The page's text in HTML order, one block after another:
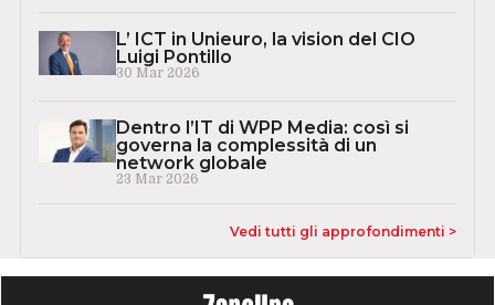
L’ ICT in Unieuro, la vision del CIO
Luigi Pontillo
30 Mar 2026
Dentro l’IT di WPP Media: così si
governa la complessità di un
network globale
23 Mar 2026
Vedi tutti gli approfondimenti >